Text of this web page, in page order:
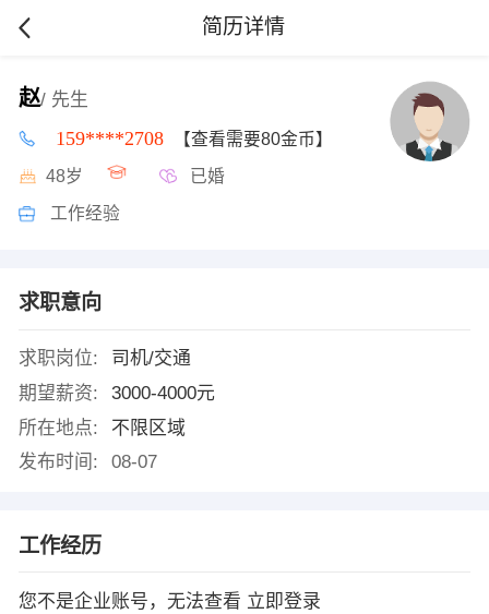
简历详情
赵/ 先生
159****2708 【查看需要80金币】
48岁 已婚
工作经验
求职意向
求职岗位:
司机/交通
期望薪资:
3000-4000元
所在地点:
不限区域
发布时间:
08-07
工作经历
您不是企业账号，无法查看 立即登录